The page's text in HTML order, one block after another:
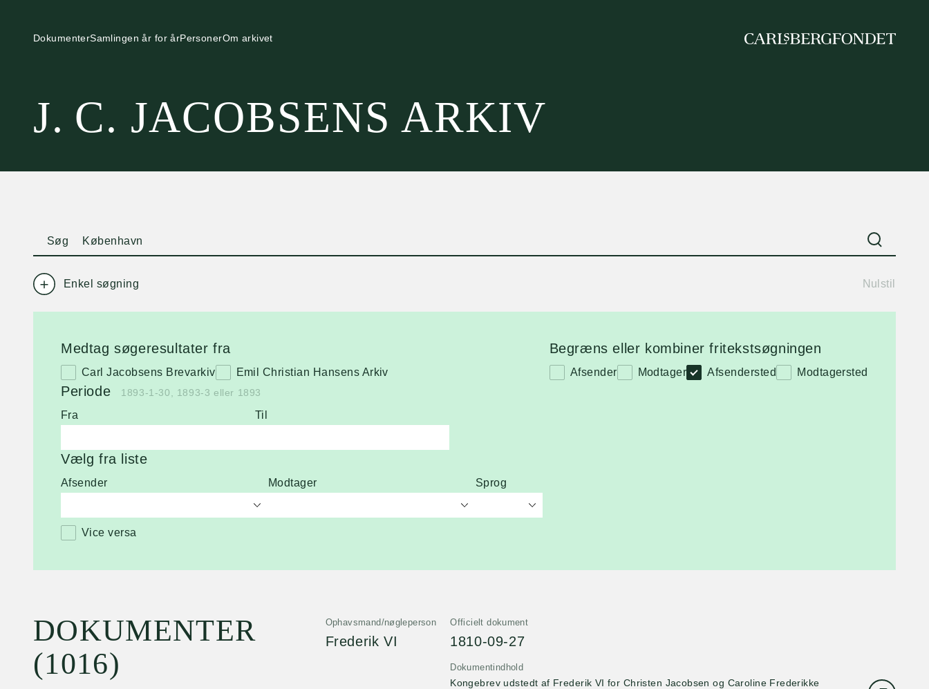
DokumenterSamlingen år for årPersonerOm arkivet
J. C. JACOBSENS ARKIV
Søg
Enkel søgning Nulstil
Medtag søgeresultater fra
Carl Jacobsens Brevarkiv Emil Christian Hansens Arkiv
Begræns eller kombiner fritekstsøgningen
Afsender Modtager Afsendersted Modtagersted
Periode 1893-1-30, 1893-3 eller 1893
Fra Til
Vælg fra liste
Afsender Modtager Sprog
Vice versa
DOKUMENTER
(1016)
Ophavsmand/nøgleperson
Frederik VI
Officielt dokument
1810-09-27
Dokumentindhold
Kongebrev udstedt af Frederik VI for Christen Jacobsen og Caroline Frederikke